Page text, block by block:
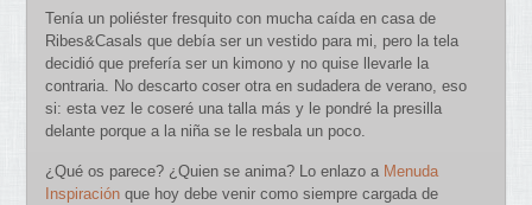
Tenía un poliéster fresquito con mucha caída en casa de
Ribes&Casals que debía ser un vestido para mi, pero la tela
decidió que prefería ser un kimono y no quise llevarle la
contraria. No descarto coser otra en sudadera de verano, eso
si: esta vez le coseré una talla más y le pondré la presilla
delante porque a la niña se le resbala un poco.
¿Qué os parece? ¿Quien se anima? Lo enlazo a Menuda
Inspiración que hoy debe venir como siempre cargada de